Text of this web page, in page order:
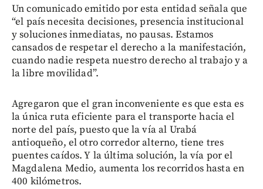
Un comunicado emitido por esta entidad señala que
“el país necesita decisiones, presencia institucional
y soluciones inmediatas, no pausas. Estamos
cansados de respetar el derecho a la manifestación,
cuando nadie respeta nuestro derecho al trabajo y a
la libre movilidad”.
Agregaron que el gran inconveniente es que esta es
la única ruta eficiente para el transporte hacia el
norte del país, puesto que la vía al Urabá
antioqueño, el otro corredor alterno, tiene tres
puentes caídos. Y la última solución, la vía por el
Magdalena Medio, aumenta los recorridos hasta en
400 kilómetros.